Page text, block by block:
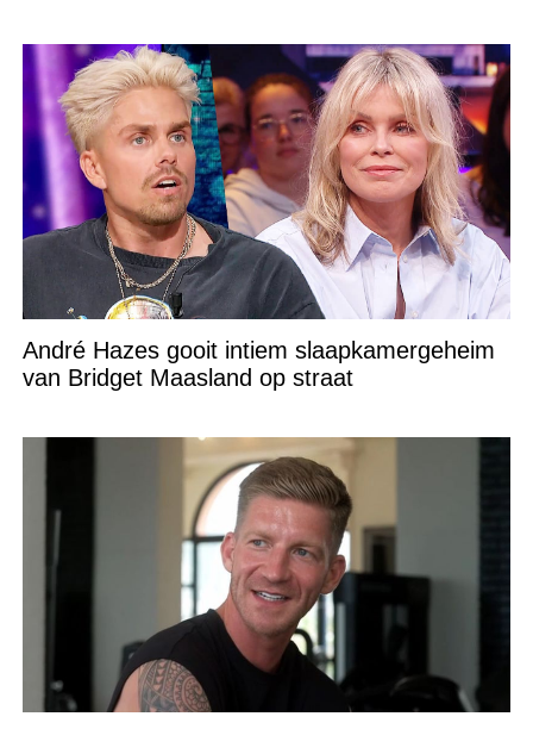
André Hazes gooit intiem slaapkamergeheim
van Bridget Maasland op straat